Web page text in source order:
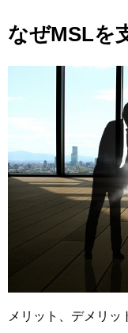
なぜMSLを
メリット、デメリッ